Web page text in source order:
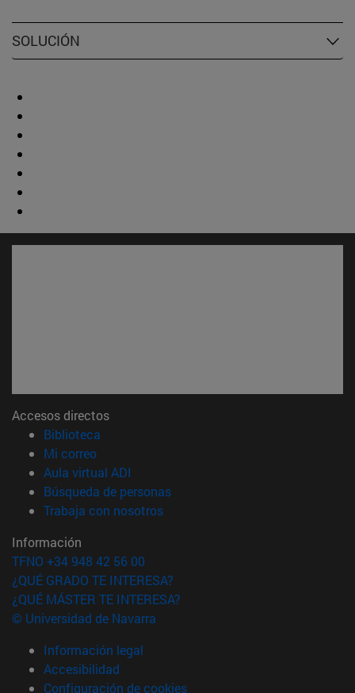
SOLUCIÓN
Accesos directos
Biblioteca
Mi correo(abre en nueva ventana)
Aula virtual ADI
Búsqueda de personas(abre en nueva ventana)
Trabaja con nosotros(abre en nueva ventana)
Información
TFNO +34 948 42 56 00
¿QUÉ GRADO TE INTERESA?
¿QUÉ MÁSTER TE INTERESA?
© Universidad de Navarra
Información legal
Accesibilidad
Configuración de cookies